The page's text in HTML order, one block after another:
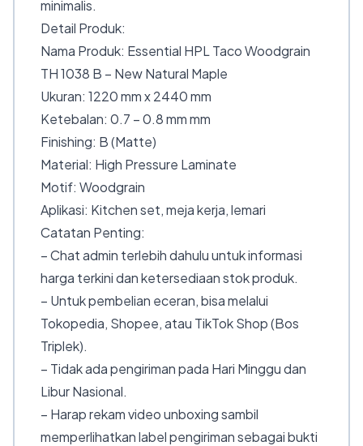
minimalis.
Detail Produk:
Nama Produk: Essential HPL Taco Woodgrain
TH 1038 B – New Natural Maple
Ukuran: 1220 mm x 2440 mm
Ketebalan: 0.7 – 0.8 mm mm
Finishing: B (Matte)
Material: High Pressure Laminate
Motif: Woodgrain
Aplikasi: Kitchen set, meja kerja, lemari
Catatan Penting:
– Chat admin terlebih dahulu untuk informasi
harga terkini dan ketersediaan stok produk.
– Untuk pembelian eceran, bisa melalui
Tokopedia, Shopee, atau TikTok Shop (Bos
Triplek).
– Tidak ada pengiriman pada Hari Minggu dan
Libur Nasional.
– Harap rekam video unboxing sambil
memperlihatkan label pengiriman sebagai bukti